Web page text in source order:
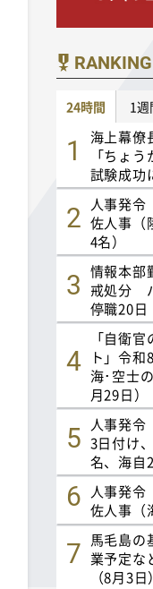
RANKING
24時間 1週
海上幕
「ちょ
試験成功
人事発
佐人事（
4名）
情報本部
戒処分
停職20日
「自衛
ト」令
海･空士
月29日）
人事発
3日付け
名、海自
人事発
佐人事（
馬毛島の
業予定な
（8月3日）